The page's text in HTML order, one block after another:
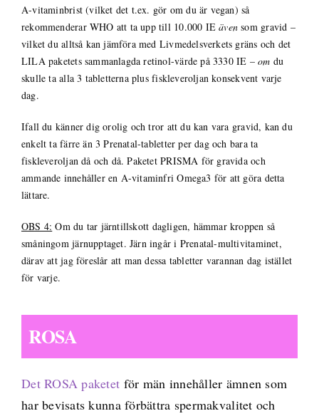
A-vitaminbrist (vilket det t.ex. gör om du är vegan) så
rekommenderar WHO att ta upp till 10.000 IEäven som gravid –
vilket du alltså kan jämföra med Livmedelsverkets gräns och det
LILA paketets sammanlagda retinol-värde på 3330 IE –om du
skulle ta alla 3 tabletterna plus fiskleveroljan konsekvent varje
dag.
Ifall du känner dig orolig och tror att du kan vara gravid, kan du
enkelt ta färre än 3 Prenatal-tabletter per dag och bara ta
fiskleveroljan då och då. Paketet PRISMA för gravida och
ammande innehåller en A-vitaminfri Omega3 för att göra detta
lättare.
OBS 4: Om du tar järntillskott dagligen, hämmar kroppen så
småningom järnupptaget. Järn ingår i Prenatal-multivitaminet,
därav att jag föreslår att man dessa tabletter varannan dag istället
för varje.
ROSA
Det ROSA paketet för män innehåller ämnen som
har bevisats kunna förbättra spermakvalitet och